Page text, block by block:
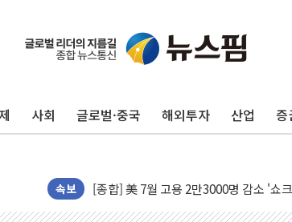
사회 글로벌·중국 해외투자 산업 증
속보
美 항소법원, 백악관 무도회장 공사 중단
이란의 핵심 원유 수출항 '하르그섬',
[AI MY 뉴스] 뉴욕 반도체주 프리뷰...
뉴욕증시 프리뷰, 美 고용 쇼크에 금리
[사진] 이슬람 수니파 3개국, 공동방위
뉴욕증시 개장 전 특징주...아틀라시안